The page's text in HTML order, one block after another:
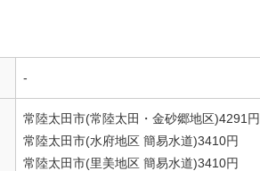
-
常陸太田市(常陸太田・金砂郷地区)4291円
常陸太田市(水府地区 簡易水道)3410円
常陸太田市(里美地区 簡易水道)3410円